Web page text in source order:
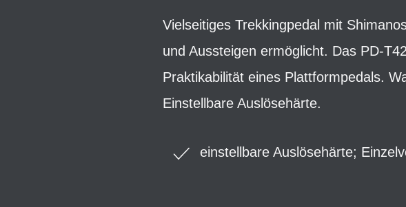
Vielseitiges Trekkingpedal mit
und Aussteigen ermöglicht. Das PD-
Praktikabilität eines Plattformpedals.
Einstellbare Auslösehärte.
einstellbare Auslösehärte;